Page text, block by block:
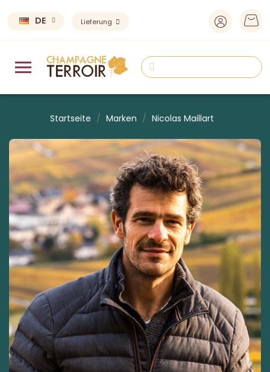
DE Lieferung
Startseite Marken Nicolas Maillart